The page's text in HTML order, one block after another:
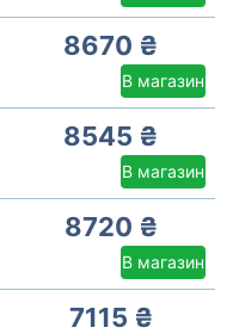
8670 ₴
В магазин
8545 ₴
В магазин
8720 ₴
В магазин
7115 ₴